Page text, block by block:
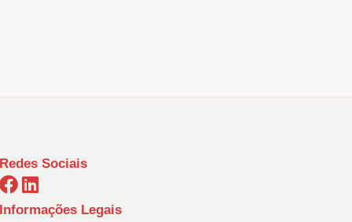
Redes Sociais
Informações Legais